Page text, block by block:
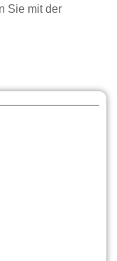
Sie mit der